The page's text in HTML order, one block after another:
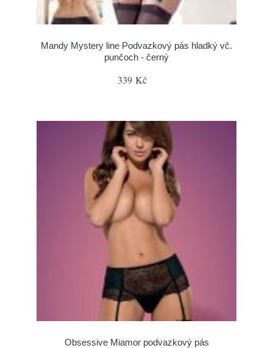
Mandy Mystery line Podvazkový pás hladký vč.
punčoch - černý
339 Kč
Obsessive Miamor podvazkový pás